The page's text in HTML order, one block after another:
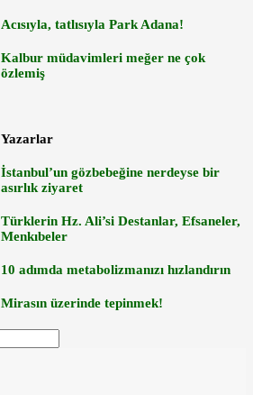
Acısıyla, tatlısıyla Park Adana!
Kalbur müdavimleri meğer ne çok
özlemiş
Yazarlar
İstanbul’un gözbebeğine nerdeyse bir
asırlık ziyaret
Türklerin Hz. Ali’si Destanlar, Efsaneler,
Menkıbeler
10 adımda metabolizmanızı hızlandırın
Mirasın üzerinde tepinmek!